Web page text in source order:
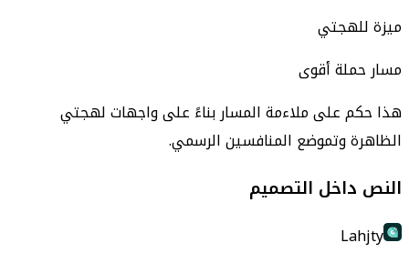
ميزة للهجتي
مسار حملة أقوى
هذا حكم على ملاءمة المسار بناءً على واجهات لهجتي
الظاهرة وتموضع المنافسين الرسمي.
النص داخل التصميم
Lahjty